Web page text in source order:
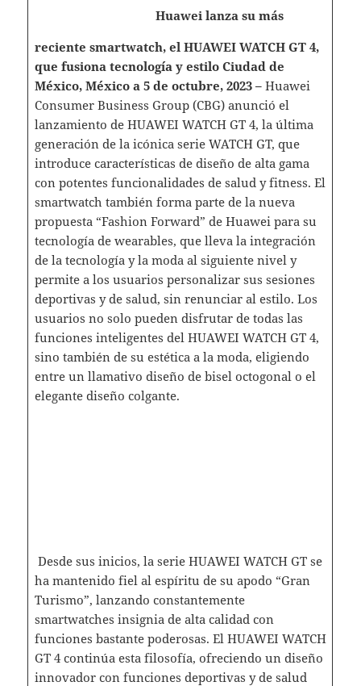
Huawei lanza su más
reciente smartwatch, el HUAWEI WATCH GT 4,
que fusiona tecnología y estilo Ciudad de
México, México a 5 de octubre, 2023 –Huawei
Consumer Business Group (CBG) anunció el
lanzamiento de HUAWEI WATCH GT 4, la última
generación de la icónica serie WATCH GT, que
introduce características de diseño de alta gama
con potentes funcionalidades de salud y fitness. El
smartwatch también forma parte de la nueva
propuesta “Fashion Forward” de Huawei para su
tecnología de wearables, que lleva la integración
de la tecnología y la moda al siguiente nivel y
permite a los usuarios personalizar sus sesiones
deportivas y de salud, sin renunciar al estilo. Los
usuarios no solo pueden disfrutar de todas las
funciones inteligentes del HUAWEI WATCH GT 4,
sino también de su estética a la moda, eligiendo
entre un llamativo diseño de bisel octogonal o el
elegante diseño colgante.
Desde sus inicios, la serie HUAWEI WATCH GT se
ha mantenido fiel al espíritu de su apodo “Gran
Turismo”, lanzando constantemente
smartwatches insignia de alta calidad con
funciones bastante poderosas. El HUAWEI WATCH
GT 4 continúa esta filosofía, ofreciendo un diseño
innovador con funciones deportivas y de salud